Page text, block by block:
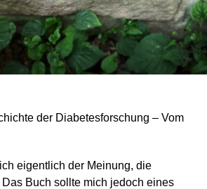
der Diabetesforschung – Vom
eigentlich der Meinung, die
Buch sollte mich jedoch eines